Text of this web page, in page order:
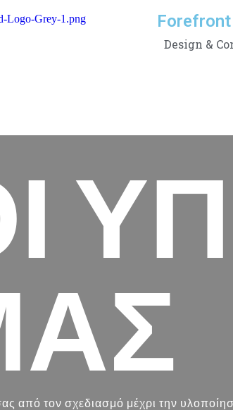
Forefront
Design &
από τον σχεδιασμό μέχρι την